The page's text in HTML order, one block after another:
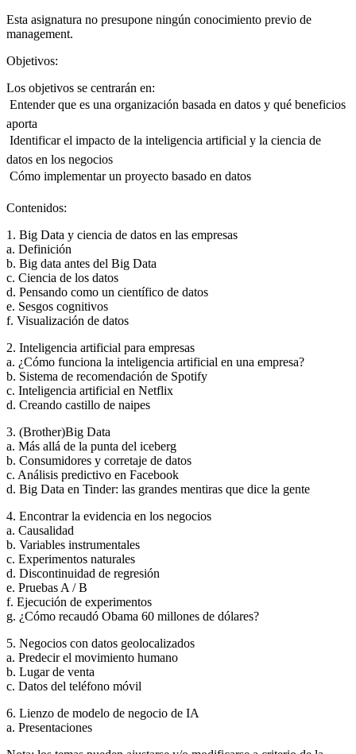
Esta asignatura no presupone ningún conocimiento previo de
management.
Objetivos:
Los objetivos se centrarán en:
 Entender que es una organización basada en datos y qué beneficios
aporta
 Identificar el impacto de la inteligencia artificial y la ciencia de
datos en los negocios
 Cómo implementar un proyecto basado en datos
Contenidos:
1. Big Data y ciencia de datos en las empresas
a. Definición
b. Big data antes del Big Data
c. Ciencia de los datos
d. Pensando como un científico de datos
e. Sesgos cognitivos
f. Visualización de datos
2. Inteligencia artificial para empresas
a. ¿Cómo funciona la inteligencia artificial en una empresa?
b. Sistema de recomendación de Spotify
c. Inteligencia artificial en Netflix
d. Creando castillo de naipes
3. (Brother)Big Data
a. Más allá de la punta del iceberg
b. Consumidores y corretaje de datos
c. Análisis predictivo en Facebook
d. Big Data en Tinder: las grandes mentiras que dice la gente
4. Encontrar la evidencia en los negocios
a. Causalidad
b. Variables instrumentales
c. Experimentos naturales
d. Discontinuidad de regresión
e. Pruebas A / B
f. Ejecución de experimentos
g. ¿Cómo recaudó Obama 60 millones de dólares?
5. Negocios con datos geolocalizados
a. Predecir el movimiento humano
b. Lugar de venta
c. Datos del teléfono móvil
6. Lienzo de modelo de negocio de IA
a. Presentaciones